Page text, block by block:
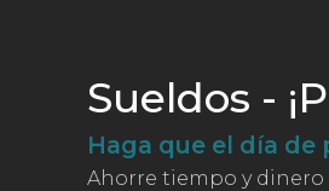
Sueldos -
Haga que el día de
Ahorre tiempo y dinero